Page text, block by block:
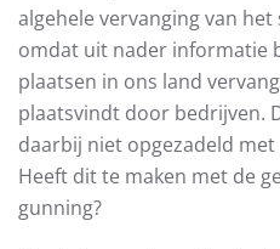
algehele vervanging van
omdat uit nader informatie
plaatsen in ons land
plaatsvindt door bedrijven.
daarbij niet opgezadeld
Heeft dit te maken met de
gunning?